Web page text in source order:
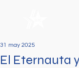
El Eternauta
31 may 2025